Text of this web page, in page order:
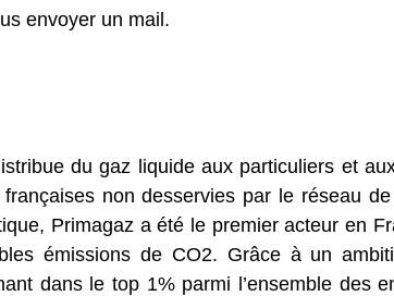
envoyer un mail.
du gaz liquide aux particuliers et
non desservies par le réseau
Primagaz a été le premier acteur en
émissions de CO2. Grâce à un
dans le top 1% parmi l’ensemble des